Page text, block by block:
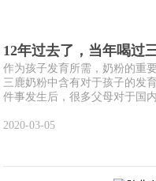
12年过去了，当年喝过
作为孩子发育所需，奶粉的重
三鹿奶粉中含有对于孩子的发
件事发生后，很多父母对于国内
2020-03-05